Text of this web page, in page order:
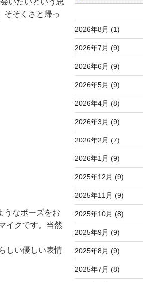
いたいという思
そそくさと帰っ
うなポーズをお
イクです。当然
しい優しい表情
2026年8月 (1)
2026年7月 (9)
2026年6月 (9)
2026年5月 (9)
2026年4月 (8)
2026年3月 (9)
2026年2月 (7)
2026年1月 (9)
2025年12月 (9)
2025年11月 (9)
2025年10月 (8)
2025年9月 (9)
2025年8月 (9)
2025年7月 (8)